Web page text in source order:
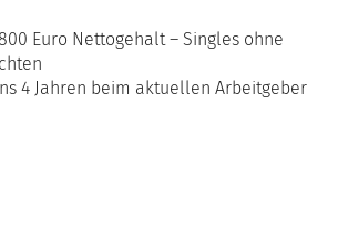
Euro Nettogehalt – Singles ohne
4 Jahren beim aktuellen Arbeitgeber